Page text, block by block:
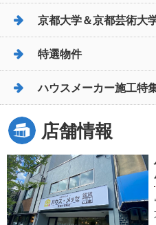
京都大学＆京都芸術大
特選物件
ハウスメーカー施工特
店舗情報